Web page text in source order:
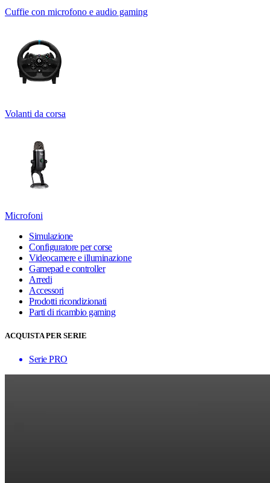
Cuffie con microfono e audio gaming
Volanti da corsa
Microfoni
Simulazione
Configuratore per corse
Videocamere e illuminazione
Gamepad e controller
Arredi
Accessori
Prodotti ricondizionati
Parti di ricambio gaming
ACQUISTA PER SERIE
Serie PRO